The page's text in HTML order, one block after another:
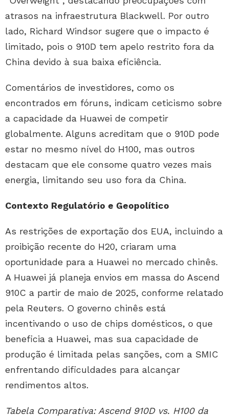
atrasos na infraestrutura Blackwell. Por outro
lado, Richard Windsor sugere que o impacto é
limitado, pois o 910D tem apelo restrito fora da
China devido à sua baixa eficiência.
Comentários de investidores, como os
encontrados em fóruns, indicam ceticismo sobre
a capacidade da Huawei de competir
globalmente. Alguns acreditam que o 910D pode
estar no mesmo nível do H100, mas outros
destacam que ele consome quatro vezes mais
energia, limitando seu uso fora da China.
Contexto Regulatório e Geopolítico
As restrições de exportação dos EUA, incluindo a
proibição recente do H20, criaram uma
oportunidade para a Huawei no mercado chinês.
A Huawei já planeja envios em massa do Ascend
910C a partir de maio de 2025, conforme relatado
pela Reuters. O governo chinês está
incentivando o uso de chips domésticos, o que
beneficia a Huawei, mas sua capacidade de
produção é limitada pelas sanções, com a SMIC
enfrentando dificuldades para alcançar
rendimentos altos.
Tabela Comparativa: Ascend 910D vs. H100 da